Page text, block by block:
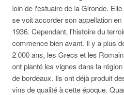
loin de l'estuaire de la Gironde. Elle
se voit accorder son appellation en
1936. Cependant, l'histoire du
commence bien avant. Il y a plus
2 000 ans, les Grecs et les
ont planté les vignes dans la région
de bordeaux. Ils ont déjà produit
vins de qualité à cette époque.